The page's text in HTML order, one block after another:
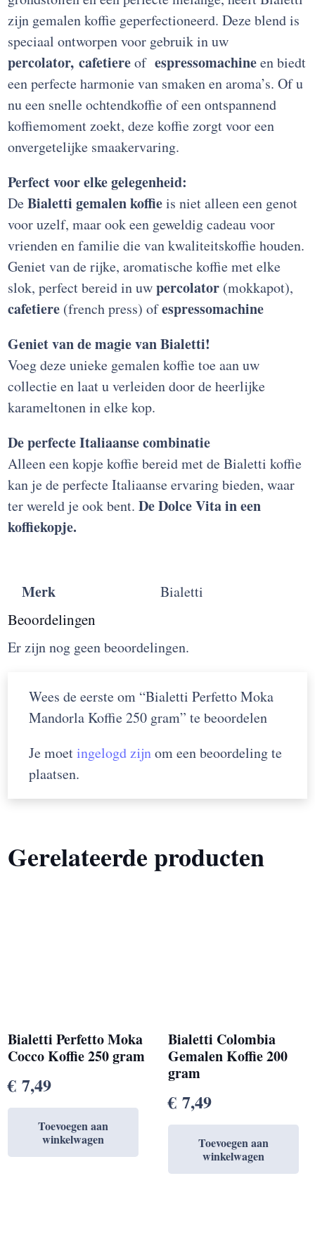
zijn gemalen koffie geperfectioneerd. Deze blend is
speciaal ontworpen voor gebruik in uw
percolator,cafetiereofespressomachineen biedt
een perfecte harmonie van smaken en aroma’s. Of u
nu een snelle ochtendkoffie of een ontspannend
koffiemoment zoekt, deze koffie zorgt voor een
onvergetelijke smaakervaring.
Perfect voor elke gelegenheid:
DeBialetti gemalen koffieis niet alleen een genot
voor uzelf, maar ook een geweldig cadeau voor
vrienden en familie die van kwaliteitskoffie houden.
Geniet van de rijke, aromatische koffie met elke
slok, perfect bereid in uwpercolator (mokkapot),
cafetiere (french press) ofespressomachine
Geniet van de magie van Bialetti!
Voeg deze unieke gemalen koffie toe aan uw
collectie en laat u verleiden door de heerlijke
karameltonen in elke kop.
De perfecte Italiaanse combinatie
Alleen een kopje koffie bereid met de Bialetti koffie
kan je de perfecte Italiaanse ervaring bieden, waar
ter wereld je ook bent.De Dolce Vita in een
koffiekopje.
Merk Bialetti
Beoordelingen
Er zijn nog geen beoordelingen.
Wees de eerste om “Bialetti Perfetto Moka
Mandorla Koffie 250 gram” te beoordelen
Je moetingelogd zijnom een beoordeling te
plaatsen.
Gerelateerde producten
Bialetti Perfetto Moka
Cocco Koffie 250 gram
€ 7,49
Toevoegen aan
winkelwagen
Bialetti Colombia
Gemalen Koffie 200
gram
€ 7,49
Toevoegen aan
winkelwagen